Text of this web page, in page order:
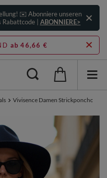
✉️ Abonniere unseren
| ABONNIERE>
ab 46,66 €
Vivisence Damen Strickponcho